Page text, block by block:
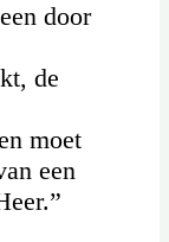
door
de
moet
een